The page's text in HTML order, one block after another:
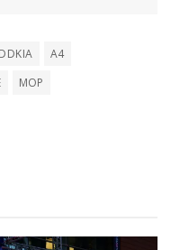
A4
MOP